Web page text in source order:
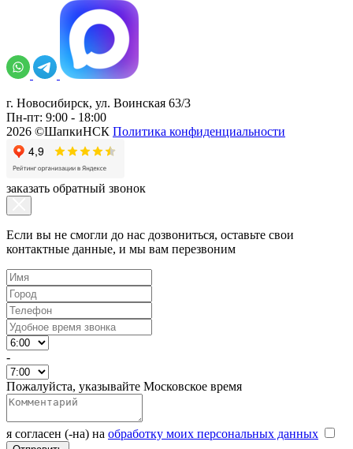
г. Новосибирск, ул. Воинская 63/3
Пн-пт: 9:00 - 18:00
2026 ©ШапкиНСК Политика конфиденциальности
заказать обратный звонок
Если вы не смогли до нас дозвониться, оставьте свои
контактные данные, и мы вам перезвоним
-
Пожалуйста, указывайте Московское время
я согласен (-на) на обработку моих персональных данных